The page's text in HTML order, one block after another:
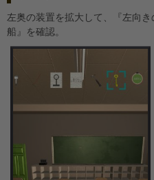
左奥の装置を拡大して、『左向き
船』を確認。